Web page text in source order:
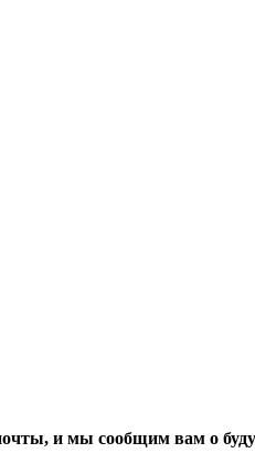
и мы сообщим вам о